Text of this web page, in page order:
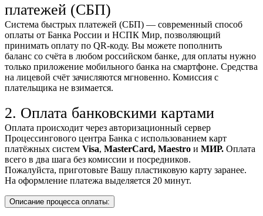
платежей (СБП)
Система быстрых платежей (СБП) — современный способ
оплаты от Банка России и НСПК Мир, позволяющий
принимать оплату по QR-коду. Вы можете пополнить
баланс со счёта в любом российском банке, для оплаты нужно
только приложение мобильного банка на смартфоне. Средства
на лицевой счёт зачисляются мгновенно. Комиссия с
плательщика не взимается.
2. Оплата банковскими картами
Оплата происходит через авторизационный сервер
Процессингового центра Банка с использованием карт
платёжных систем Visa, MasterCard, Maestro и МИР. Оплата
всего в два шага без комиссии и посредников.
Пожалуйста, приготовьте Вашу пластиковую карту заранее.
На оформление платежа выделяется 20 минут.
Описание процесса оплаты: